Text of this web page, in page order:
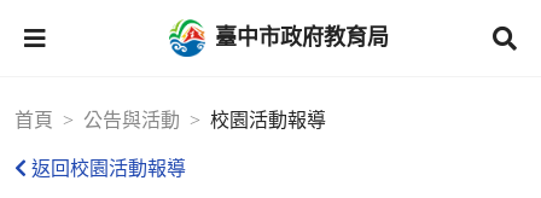
臺中市政府教育局
首頁 公告與活動 校園活動報導
返回校園活動報導